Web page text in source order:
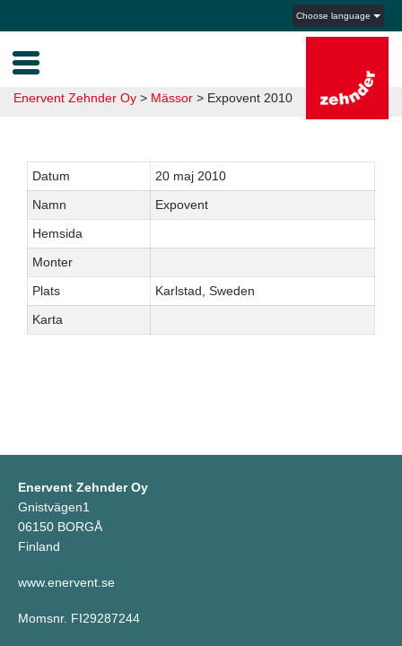
Choose language
Enervent Zehnder Oy > Mässor > Expovent 2010
Datum
20 maj 2010
Namn
Expovent
Hemsida
Monter
Plats
Karlstad, Sweden
Karta
Enervent Zehnder Oy
Gnistvägen1
06150 BORGÅ
Finland
www.enervent.se
Momsnr. FI29287244